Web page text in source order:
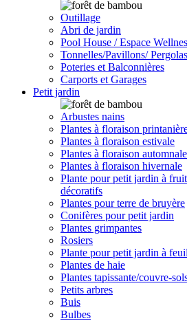
Outillage
Abri de jardin
Pool House / Espace
Tonnelles/Pavillons/ Pergolas
Poteries et Balconnières
Carports et Garages
Petit jardin
Arbustes nains
Plantes à floraison
Plantes à floraison estivale
Plantes à floraison automnale
Plantes à floraison hivernale
Plante pour petit jardin à
décoratifs
Plantes pour terre de bruyère
Conifères pour petit jardin
Plantes grimpantes
Rosiers
Plante pour petit jardin à
Plantes de haie
Plantes tapissante/couvre-
Petits arbres
Buis
Bulbes